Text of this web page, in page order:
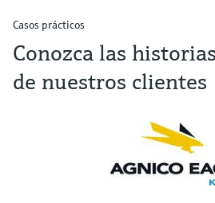
Casos prácticos
Conozca las
de nuestros clientes